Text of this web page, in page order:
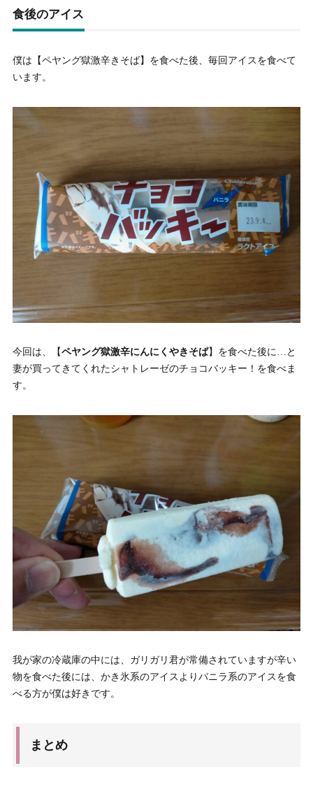
食後のアイス
僕は【ペヤング獄激辛きそば】を食べた後、毎回アイスを食べて
います。
今回は、【ペヤング獄激辛にんにくやきそば】を食べた後に…と
妻が買ってきてくれたシャトレーゼのチョコバッキー！を食べま
す。
我が家の冷蔵庫の中には、ガリガリ君が常備されていますが辛い
物を食べた後には、かき氷系のアイスよりバニラ系のアイスを食
べる方が僕は好きです。
まとめ